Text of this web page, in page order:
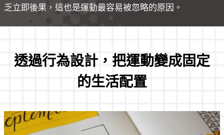
乏立即後果，這也是運動最容易被忽略的原因。
透過行為設計，把運動變成固定
的生活配置